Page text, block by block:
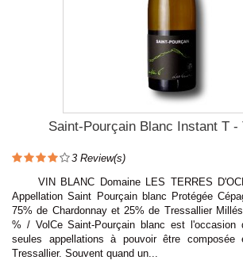
Saint-Pourçain Blanc Instant T -
3 Review(s)
VIN BLANC Domaine LES TERRES
Appellation Saint Pourçain blanc Protégée
75% de Chardonnay et 25% de Tressallier
% / VolCe Saint-Pourçain blanc est l'occasion
seules appellations à pouvoir être composée
Tressallier. Souvent quand un...